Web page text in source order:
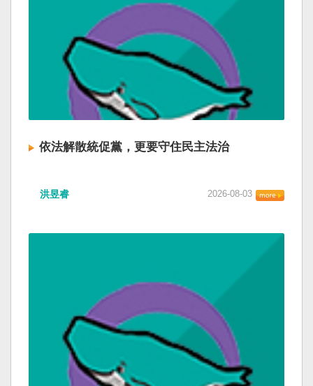
依法解散統促黨，更要守住民主法治
洪昱睿 2026-08-03